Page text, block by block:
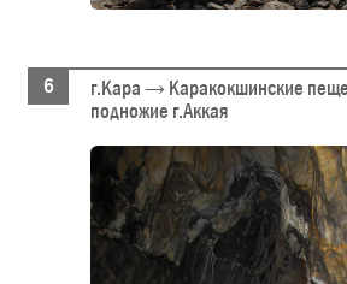
г.Кара → Каракокшинские
подножие г.Аккая